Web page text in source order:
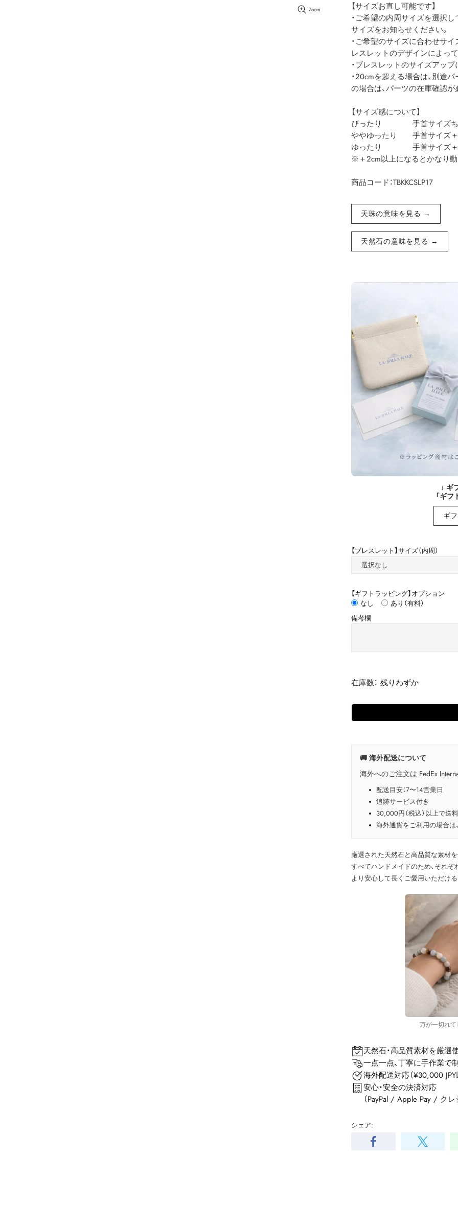
Zoom
【サイズお直し可能です】
・ご希望の内周サイズを選択
サイズをお知らせください。
・ご希望のサイズに合わせサ
レスレットのデザインによっ
・ブレスレットのサイズアッ
・20cmを超える場合は、別途
の場合は、パーツの在庫確認が
【サイズ感について】
ぴったり 手首サイズち
ややゆったり 手首サイズ＋
ゆったり 手首サイズ＋
※＋2cm以上になるとかなり動
商品コード：TBKKCSLP17
天珠の意味を見る →
天然石の意味を見る →
↓ ギ
「ギ
ギ
【ブレスレット】サイズ（内周）
【ギフトラッピング】オプション
なし
あり（有料）
備考欄
在庫数： 残りわずか
🚚 海外配送について
海外へのご注文は FedEx
配送目安：7〜14営業日
追跡サービス付き
30,000円（税込）以上で送
海外通貨をご利用の場合は
厳選された天然石と高品質な素材
すべてハンドメイドのため、それぞ
より安心して長くご愛用いただけ
万が一切れて
天然石・高品質素材を厳選
一点一点、丁寧に手作業で
海外配送対応（¥30,000 JPY
安心・安全の決済対応
（PayPal / Apple Pay / クレ
シェア: